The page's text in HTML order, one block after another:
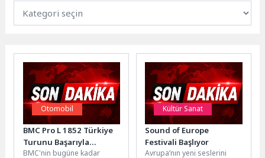
Otomobil
BMC Pro L 1852 Türkiye
Turunu Başarıyla
Tamamladı
BMC'nin bugüne kadar
Kültür Sanat
Sound of Europe
Festivali Başlıyor
Avrupa’nın yeni seslerini